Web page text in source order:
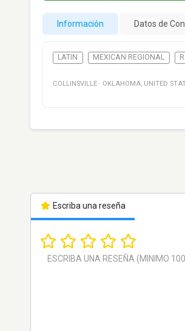
Información Datos de
LATIN MEXICAN REGIONAL
COLLINSVILLE · OKLAHOMA, UNITED
Escriba una reseña